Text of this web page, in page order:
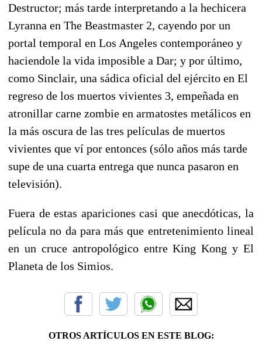
Destructor; más tarde interpretando a la hechicera
Lyranna en The Beastmaster 2, cayendo por un
portal temporal en Los Angeles contemporáneo y
haciendole la vida imposible a Dar; y por último,
como Sinclair, una sádica oficial del ejército en El
regreso de los muertos vivientes 3, empeñada en
atronillar carne zombie en armatostes metálicos en
la más oscura de las tres películas de muertos
vivientes que ví por entonces (sólo años más tarde
supe de una cuarta entrega que nunca pasaron en
televisión).
Fuera de estas apariciones casi que anecdóticas, la
película no da para más que entretenimiento lineal
en un cruce antropológico entre King Kong y El
Planeta de los Simios.
OTROS ARTÍCULOS EN ESTE BLOG: